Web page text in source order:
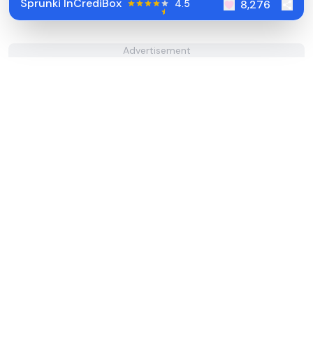
Sprunki InCrediBox 4.5 8,276
Advertisement